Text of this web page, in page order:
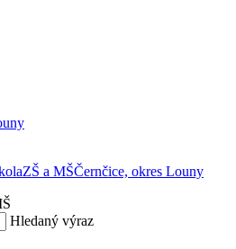
ZŠ a MŠČernčice, okres Louny
Hledaný výraz